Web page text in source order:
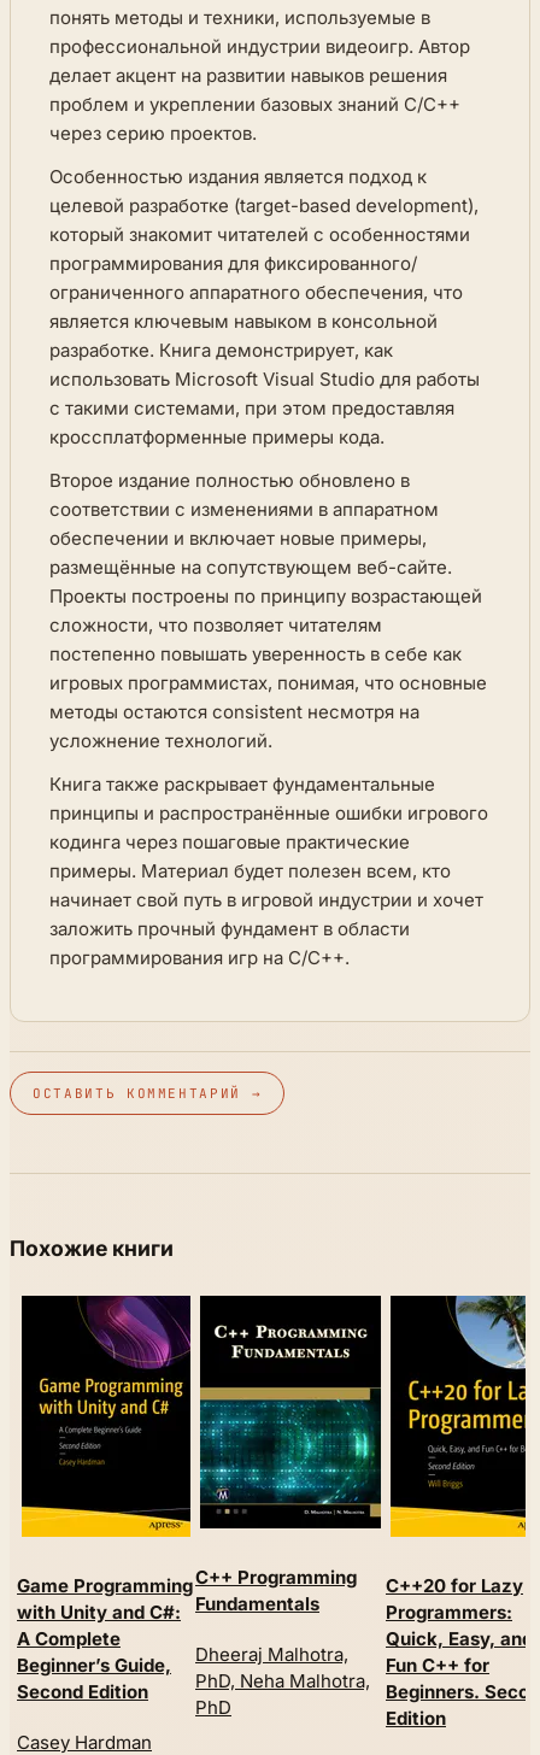
понять методы и техники, используемые в
профессиональной индустрии видеоигр. Автор
делает акцент на развитии навыков решения
проблем и укреплении базовых знаний C/C++
через серию проектов.
Особенностью издания является подход к
целевой разработке (target-based development),
который знакомит читателей с особенностями
программирования для фиксированного/
ограниченного аппаратного обеспечения, что
является ключевым навыком в консольной
разработке. Книга демонстрирует, как
использовать Microsoft Visual Studio для работы
с такими системами, при этом предоставляя
кроссплатформенные примеры кода.
Второе издание полностью обновлено в
соответствии с изменениями в аппаратном
обеспечении и включает новые примеры,
размещённые на сопутствующем веб-сайте.
Проекты построены по принципу возрастающей
сложности, что позволяет читателям
постепенно повышать уверенность в себе как
игровых программистах, понимая, что основные
методы остаются consistent несмотря на
усложнение технологий.
Книга также раскрывает фундаментальные
принципы и распространённые ошибки игрового
кодинга через пошаговые практические
примеры. Материал будет полезен всем, кто
начинает свой путь в игровой индустрии и хочет
заложить прочный фундамент в области
программирования игр на C/C++.
ОСТАВИТЬ КОММЕНТАРИЙ →
Похожие книги
Game Programming
with Unity and C#:
A Complete
Beginner’s Guide,
Second Edition
Casey Hardman
C++ Programming
Fundamentals
Dheeraj Malhotra,
PhD, Neha Malhotra,
PhD
C++20 for Lazy
Programmers:
Quick, Easy, and
Fun C++ for
Beginners.
Edition